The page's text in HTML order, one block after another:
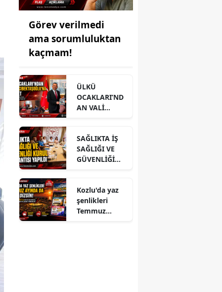
Görev verilmedi
ama sorumluluktan
kaçmam!
ÜLKÜ
OCAKLARI’ND
AN VALİ
ZİYARET
SAĞLIKTA İŞ
SAĞLIĞI VE
GÜVENLİĞİ
YAPILDI
Kozlu'da yaz
şenlikleri
Temmuz